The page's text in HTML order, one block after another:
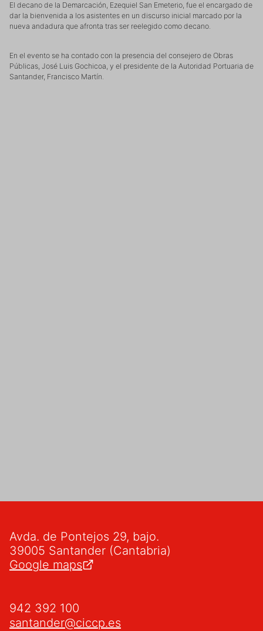
El decano de la Demarcación, Ezequiel San Emeterio, fue el encargado de
dar la bienvenida a los asistentes en un discurso inicial marcado por la
nueva andadura que afronta tras ser reelegido como decano.
En el evento se ha contado con la presencia del consejero de Obras
Públicas, José Luis Gochicoa, y el presidente de la Autoridad Portuaria de
Santander, Francisco Martín.
Avda. de Pontejos 29, bajo.
39005 Santander (Cantabria)
Google maps
942 392 100
santander@ciccp.es